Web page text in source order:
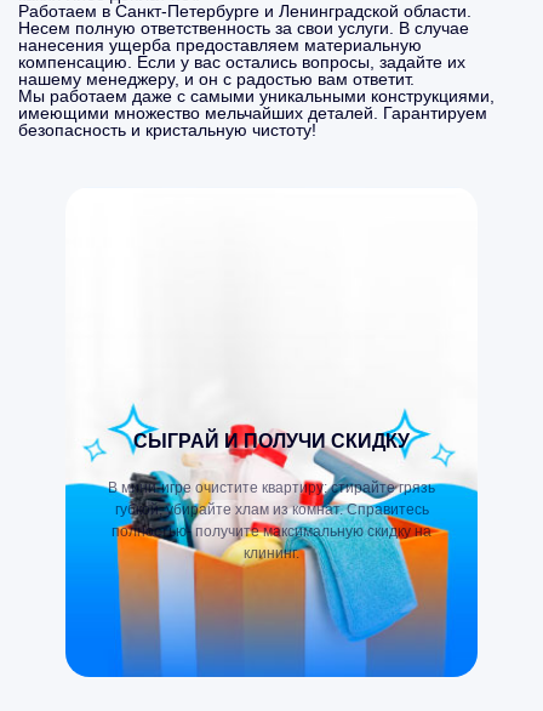
Работаем в Санкт-Петербурге и Ленинградской области.
Несем полную ответственность за свои услуги. В случае
нанесения ущерба предоставляем материальную
компенсацию. Если у вас остались вопросы, задайте их
нашему менеджеру, и он с радостью вам ответит.
Мы работаем даже с самыми уникальными конструкциями,
имеющими множество мельчайших деталей. Гарантируем
безопасность и кристальную чистоту!
СЫГРАЙ И ПОЛУЧИ СКИДКУ
В мини-игре очистите квартиру: стирайте грязь
губкой, убирайте хлам из комнат. Справитесь
полностью- получите максимальную скидку на
клининг.